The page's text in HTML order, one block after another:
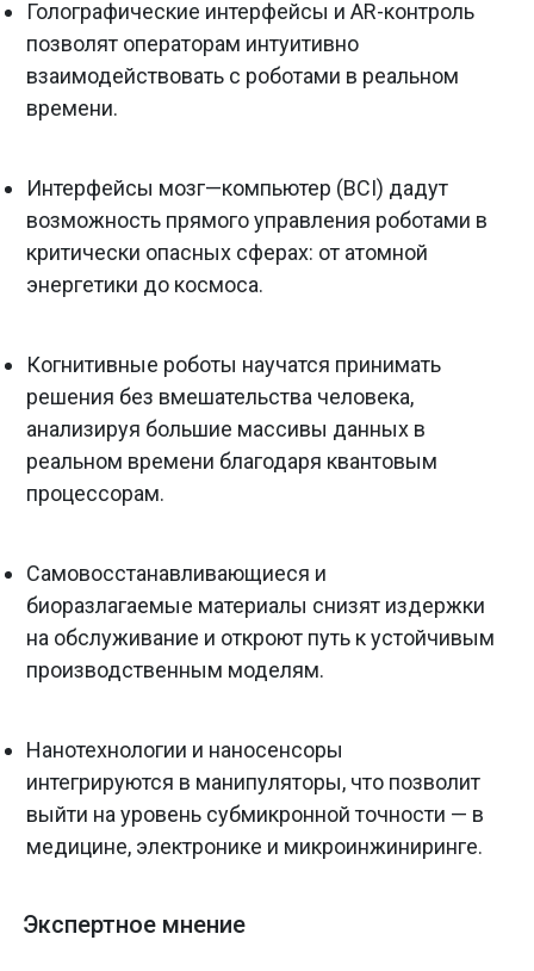
Голографические интерфейсы и AR-контроль
позволят операторам интуитивно
взаимодействовать с роботами в реальном
времени.
Интерфейсы мозг—компьютер (BCI) дадут
возможность прямого управления роботами в
критически опасных сферах: от атомной
энергетики до космоса.
Когнитивные роботы научатся принимать
решения без вмешательства человека,
анализируя большие массивы данных в
реальном времени благодаря квантовым
процессорам.
Самовосстанавливающиеся и
биоразлагаемые материалы снизят издержки
на обслуживание и откроют путь к устойчивым
производственным моделям.
Нанотехнологии и наносенсоры
интегрируются в манипуляторы, что позволит
выйти на уровень субмикронной точности — в
медицине, электронике и микроинжиниринге.
Экспертное мнение